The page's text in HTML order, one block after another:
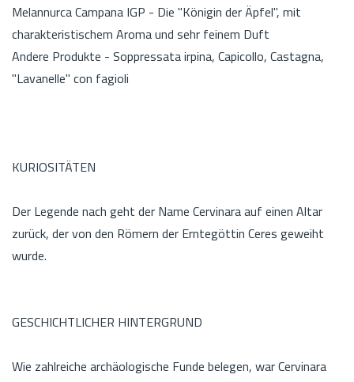
Melannurca Campana IGP - Die "Königin der Äpfel", mit
charakteristischem Aroma und sehr feinem Duft
Andere Produkte - Soppressata irpina, Capicollo, Castagna,
"Lavanelle" con fagioli
KURIOSITÄTEN
Der Legende nach geht der Name Cervinara auf einen Altar
zurück, der von den Römern der Erntegöttin Ceres geweiht
wurde.
GESCHICHTLICHER HINTERGRUND
Wie zahlreiche archäologische Funde belegen, war Cervinara